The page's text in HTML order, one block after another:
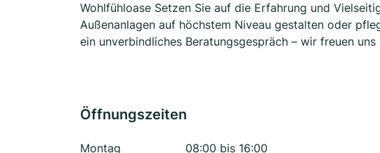
Wohlfühloase Setzen Sie auf die Erfahrung und
Außenanlagen auf höchstem Niveau gestalten oder
ein unverbindliches Beratungsgespräch – wir freuen
Öffnungszeiten
Montag
08:00 bis 16:00